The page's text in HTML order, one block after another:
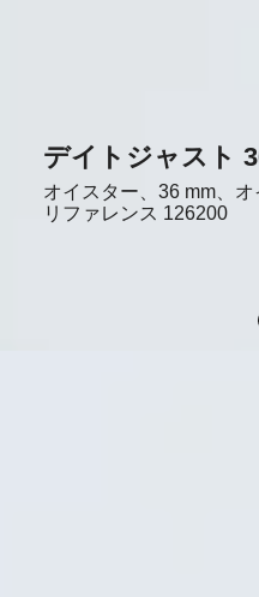
デイトジャスト
オイスター、36 mm、
リファレンス 126200